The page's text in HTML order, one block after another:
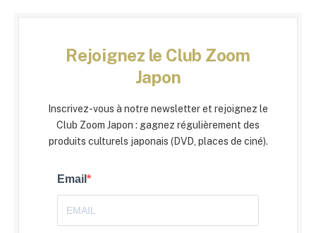
Rejoignez le Club Zoom
Japon
Inscrivez-vous à notre newsletter et rejoignez le
Club Zoom Japon : gagnez régulièrement des
produits culturels japonais (DVD, places de ciné).
Email